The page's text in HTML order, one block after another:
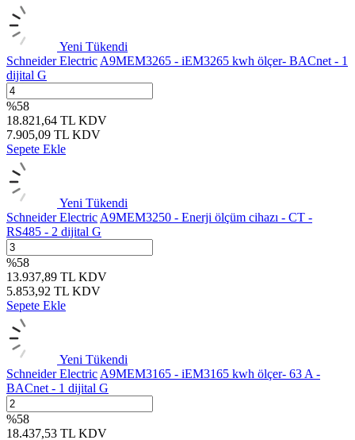
Yeni Tükendi
Schneider Electric A9MEM3265 - iEM3265 kwh ölçer- BACnet - 1
dijital G
%58
18.821,64 TL KDV
7.905,09 TL KDV
Sepete Ekle
Yeni Tükendi
Schneider Electric A9MEM3250 - Enerji ölçüm cihazı - CT -
RS485 - 2 dijital G
%58
13.937,89 TL KDV
5.853,92 TL KDV
Sepete Ekle
Yeni Tükendi
Schneider Electric A9MEM3165 - iEM3165 kwh ölçer- 63 A -
BACnet - 1 dijital G
%58
18.437,53 TL KDV